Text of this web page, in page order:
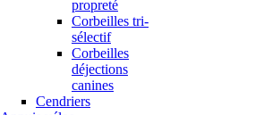
propreté
Corbeilles tri-
sélectif
Corbeilles
déjections
canines
Cendriers